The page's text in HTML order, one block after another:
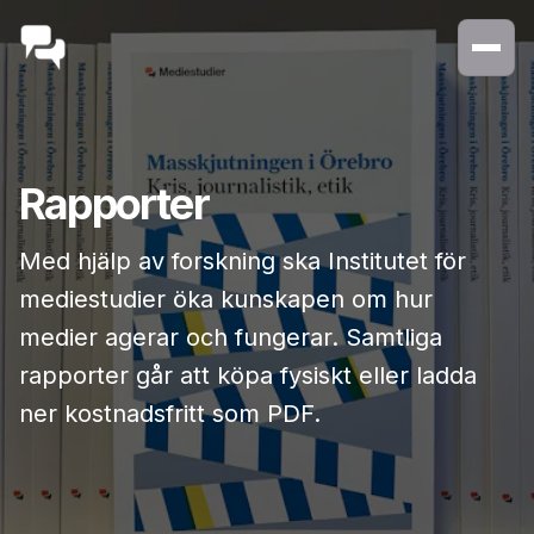
Rapporter
Med hjälp av forskning ska Institutet för
mediestudier öka kunskapen om hur
medier agerar och fungerar. Samtliga
rapporter går att köpa fysiskt eller ladda
ner kostnadsfritt som PDF.